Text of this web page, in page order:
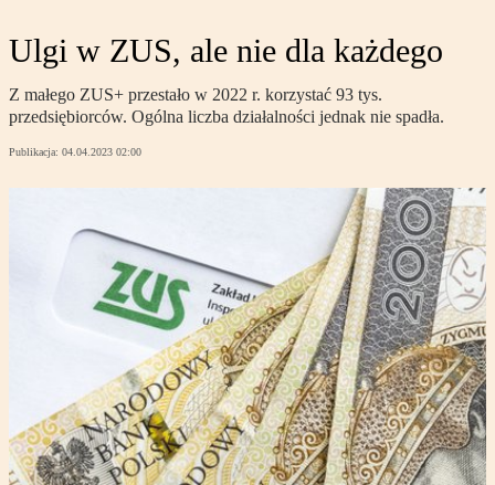
Ulgi w ZUS, ale nie dla każdego
Z małego ZUS+ przestało w 2022 r. korzystać 93 tys.
przedsiębiorców. Ogólna liczba działalności jednak nie spadła.
Publikacja: 04.04.2023 02:00